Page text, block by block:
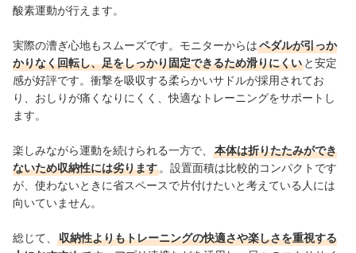
酸素運動が行えます。
実際の漕ぎ心地もスムーズです。モニターからはペダルが引っか
かりなく回転し、足をしっかり固定できるため滑りにくい と安定
感が好評です。衝撃を吸収する柔らかいサドルが採用されてお
り、おしりが痛くなりにくく、快適なトレーニングをサポートし
ます。
楽しみながら運動を続けられる一方で、
本体は折りたたみができ
ないため収納性には劣ります 。設置面積は比較的コンパクトです
が、使わないときに省スペースで片付けたいと考えている人には
向いていません。
総じて、
収納性よりもトレーニングの快適さや楽しさを重視する